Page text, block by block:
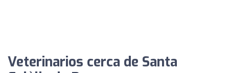
Veterinarios cerca de Santa